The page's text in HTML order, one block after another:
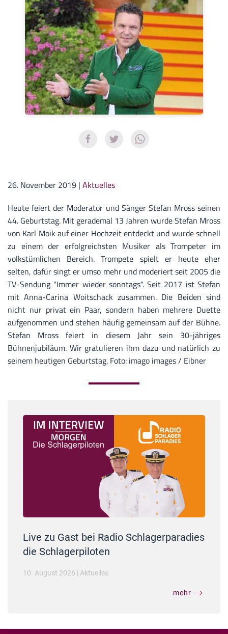
26. November 2019 | Aktuelles
Heute feiert der Moderator und Sänger Stefan Mross seinen
44. Geburtstag. Mit gerademal 13 Jahren wurde Stefan Mross
von Karl Moik auf einer Hochzeit entdeckt und wurde schnell
zu einem der erfolgreichsten Musiker als Trompeter im
volkstümlichen Bereich. Trompete spielt er heute eher
selten, dafür singt er umso mehr und moderiert seit 2005 die
TV-Sendung "Immer wieder sonntags". Seit 2017 ist Stefan
mit Anna-Carina Woitschack zusammen. Die Beiden sind
nicht nur privat ein Paar, sondern haben mehrere Duette
aufgenommen und stehen häufig gemeinsam auf der Bühne.
Stefan Mross feiert in diesem Jahr sein 30-jähriges
Bühnenjubiläum. Wir gratulieren ihm dazu und natürlich zu
seinem heutigen Geburtstag. Foto: imago images / Eibner
Live zu Gast bei Radio Schlagerparadies
die Schlagerpiloten
10. August 2026 | Aktuelles
mehr